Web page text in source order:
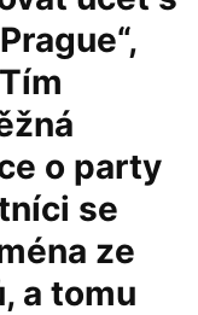
o party
se
ze
a tomu